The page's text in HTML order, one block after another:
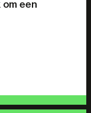
een